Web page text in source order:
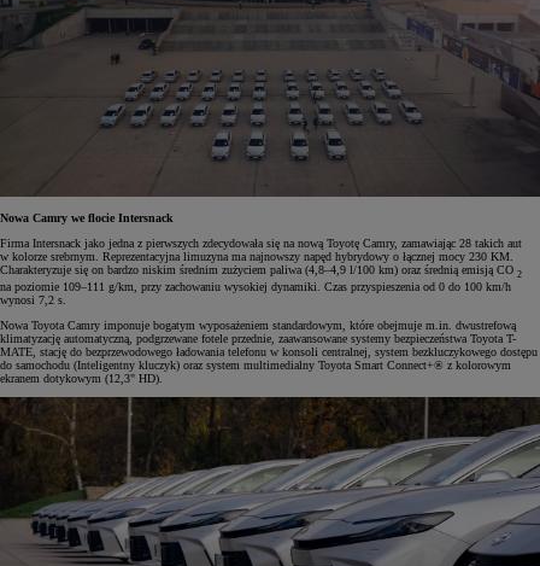
Nowa Camry we flocie Intersnack
Firma Intersnack jako jedna z pierwszych zdecydowała się na nową Toyotę Camry, zamawiając 28 takich aut
w kolorze srebrnym. Reprezentacyjna limuzyna ma najnowszy napęd hybrydowy o łącznej mocy 230 KM.
Charakteryzuje się on bardzo niskim średnim zużyciem paliwa (4,8–4,9 l/100 km) oraz średnią emisją CO 2
na poziomie 109–111 g/km, przy zachowaniu wysokiej dynamiki. Czas przyspieszenia od 0 do 100 km/h
wynosi 7,2 s.
Nowa Toyota Camry imponuje bogatym wyposażeniem standardowym, które obejmuje m.in. dwustrefową
klimatyzację automatyczną, podgrzewane fotele przednie, zaawansowane systemy bezpieczeństwa Toyota T-
MATE, stację do bezprzewodowego ładowania telefonu w konsoli centralnej, system bezkluczykowego dostępu
do samochodu (Inteligentny kluczyk) oraz system multimedialny Toyota Smart Connect+® z kolorowym
ekranem dotykowym (12,3" HD).